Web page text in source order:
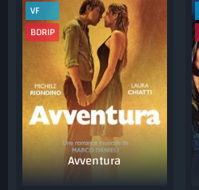
Avventura
VF
BDRIP